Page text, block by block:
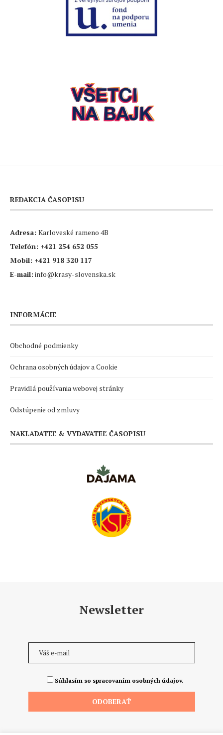
REDAKCIA ČASOPISU
Adresa: Karloveské rameno 4B
Telefón: +421 254 652 055
Mobil: +421 918 320 117
E-mail: info@krasy-slovenska.sk
INFORMÁCIE
Obchodné podmienky
Ochrana osobných údajov a Cookie
Pravidlá používania webovej stránky
Odstúpenie od zmluvy
NAKLADATEĽ & VYDAVATEĽ ČASOPISU
Newsletter
Súhlasím so spracovaním osobných údajov.